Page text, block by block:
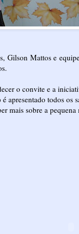
Gilson Mattos e
o convite e a
apresentado todos os
mais sobre a pequena